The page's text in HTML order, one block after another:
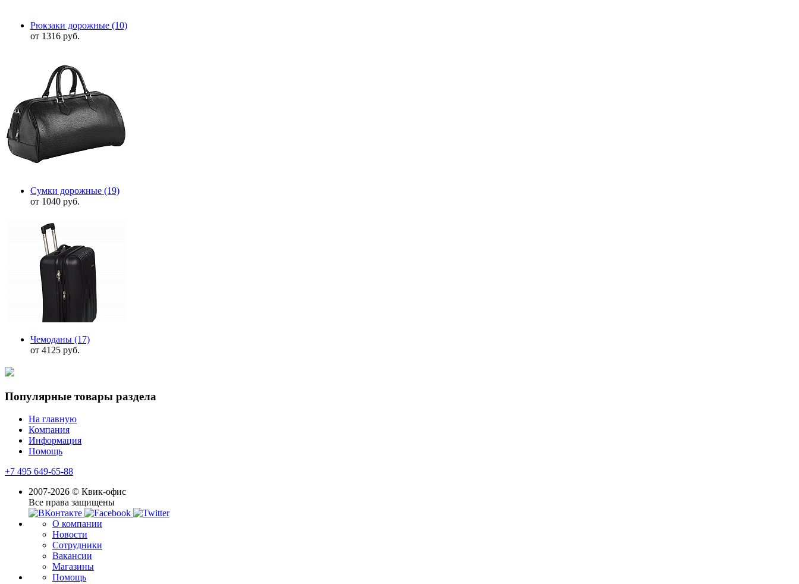
Рюкзаки дорожные (10)
от 1316 руб.
Сумки дорожные (19)
от 1040 руб.
Чемоданы (17)
от 4125 руб.
Популярные товары раздела
На главную
Компания
Информация
Помощь
+7 495 649-65-88
2007-2026 © Квик-офис
Все права защищены
О компании
Новости
Сотрудники
Вакансии
Магазины
Помощь